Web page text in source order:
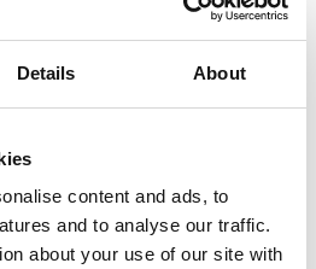
Details About
content and ads, to
and to analyse our traffic.
about your use of our site with
gezond en fit lichaam, een
voor cardio- en krachttraining,
apps. Een assortiment dat
je ergens niet uit of heb je vragen?
je klaar.
heeft recht op lekker en gezond